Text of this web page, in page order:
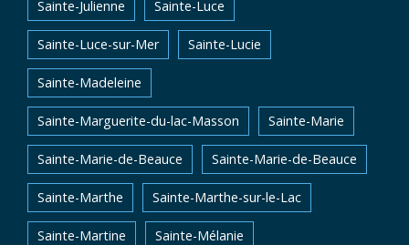
Sainte-Julienne Sainte-Luce
Sainte-Luce-sur-Mer Sainte-Lucie
Sainte-Madeleine
Sainte-Marguerite-du-lac-Masson Sainte-Marie
Sainte-Marie-de-Beauce Sainte-Marie-de-Beauce
Sainte-Marthe Sainte-Marthe-sur-le-Lac
Sainte-Martine Sainte-Mélanie